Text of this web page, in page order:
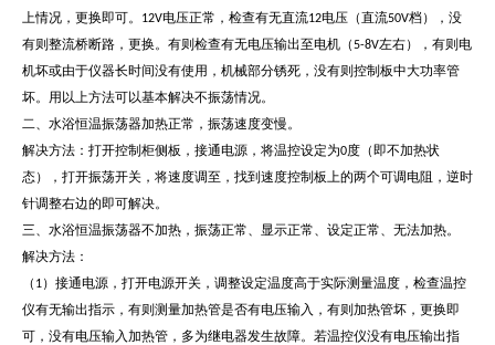
上情况，更换即可。12V电压正常，检查有无直流12电压（直流50V档），没
有则整流桥断路，更换。有则检查有无电压输出至电机（5-8V左右），有则电
机坏或由于仪器长时间没有使用，机械部分锈死，没有则控制板中大功率管
坏。用以上方法可以基本解决不振荡情况。
二、水浴恒温振荡器加热正常，振荡速度变慢。
解决方法：打开控制柜侧板，接通电源，将温控设定为0度（即不加热状
态），打开振荡开关，将速度调至，找到速度控制板上的两个可调电阻，逆时
针调整右边的即可解决。
三、水浴恒温振荡器不加热，振荡正常、显示正常、设定正常、无法加热。
解决方法：
（1）接通电源，打开电源开关，调整设定温度高于实际测量温度，检查温控
仪有无输出指示，有则测量加热管是否有电压输入，有则加热管坏，更换即
可，没有电压输入加热管，多为继电器发生故障。若温控仪没有电压输出指